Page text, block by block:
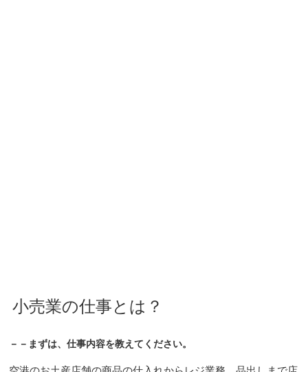
小売業の仕事とは？
－－まずは、仕事内容を教えてください。